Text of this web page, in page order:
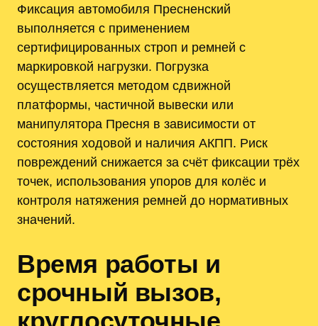
Фиксация автомобиля Пресненский
выполняется с применением
сертифицированных строп и ремней с
маркировкой нагрузки. Погрузка
осуществляется методом сдвижной
платформы, частичной вывески или
манипулятора Пресня в зависимости от
состояния ходовой и наличия АКПП. Риск
повреждений снижается за счёт фиксации трёх
точек, использования упоров для колёс и
контроля натяжения ремней до нормативных
значений.
Время работы и
срочный вызов,